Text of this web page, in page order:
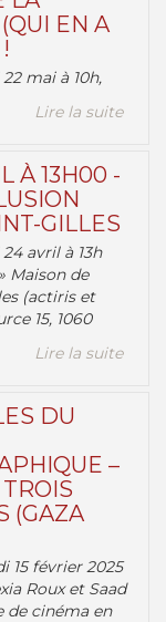
EN A
mai à 10h,
Lire la suite
À 13H00 -
GILLES
avril à 13h
Maison de
(actiris et
15, 1060
Lire la suite
DU
–
(GAZA
15 février 2025
Roux et Saad
de cinéma en